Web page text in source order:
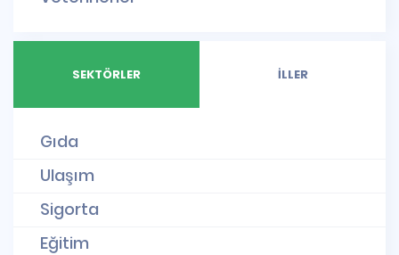
SEKTÖRLER İLLER
Gıda
Ulaşım
Sigorta
Eğitim